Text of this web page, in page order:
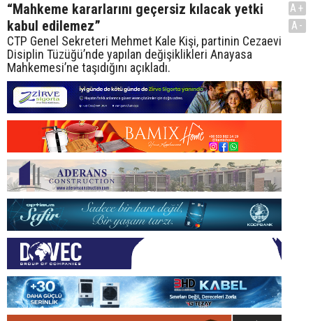
“Mahkeme kararlarını geçersiz kılacak yetki
kabul edilemez”
CTP Genel Sekreteri Mehmet Kale Kişi, partinin Cezaevi
Disiplin Tüzüğü’nde yapılan değişiklikleri Anayasa
Mahkemesi’ne taşıdığını açıkladı.
A+
A-